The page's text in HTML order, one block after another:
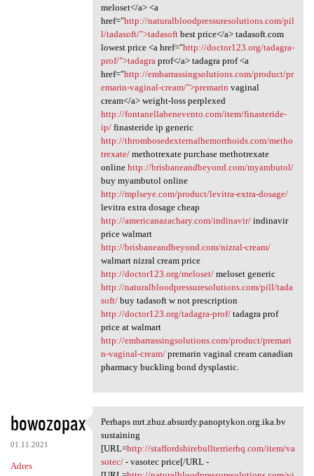
meloset</a> <a
href="http://naturalbloodpressuresolutions.com/pil
l/tadasoft/">tadasoftbest price</a> tadasoft.com
lowest price <a href="http://doctor123.org/tadagra-
prof/">tadagra prof</a> tadagra prof <a
href="http://embarrassingsolutions.com/product/pr
emarin-vaginal-cream/">premarin vaginal
cream</a> weight-loss perplexed
http://fontanellabenevento.com/item/finasteride-
ip/finasteride ip generic
http://thrombosedexternalhemorrhoids.com/metho
trexate/methotrexate purchase methotrexate
online http://brisbaneandbeyond.com/myambutol/
buy myambutol online
http://mplseye.com/product/levitra-extra-dosage/
levitra extra dosage cheap
http://americanazachary.com/indinavir/indinavir
price walmart
http://brisbaneandbeyond.com/nizral-cream/
walmart nizral cream price
http://doctor123.org/meloset/meloset generic
http://naturalbloodpressuresolutions.com/pill/tada
soft/buy tadasoft w not prescription
http://doctor123.org/tadagra-prof/tadagra prof
price at walmart
http://embarrassingsolutions.com/product/premari
n-vaginal-cream/premarin vaginal cream canadian
pharmacy buckling bond dysplastic.
bowozopax
01.11.2021
Adres
Perhaps mrt.zhuz.absurdy
Perhaps mrt.zhuz.absurdy.panoptykon.org.ika.bv
sustaining
[URL=http://staffordshirebullterrierhq.com/item/va
sotec/- vasotec price[/URL -